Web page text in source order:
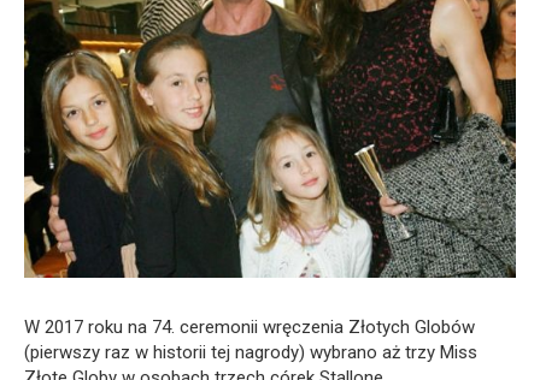
W 2017 roku na 74. ceremonii wręczenia Złotych Globów
(pierwszy raz w historii tej nagrody) wybrano aż trzy Miss